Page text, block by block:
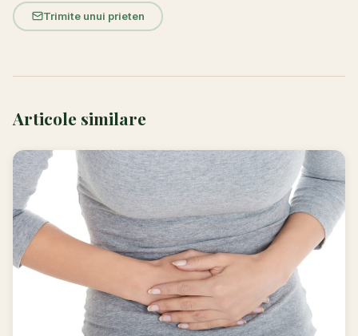
Trimite unui prieten
Articole similare